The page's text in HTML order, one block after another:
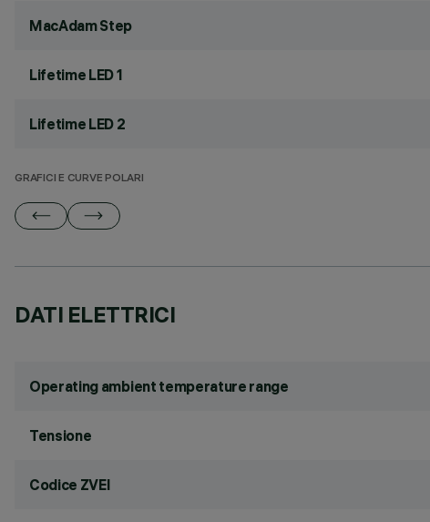
MacAdam Step
Lifetime LED 1
Lifetime LED 2
GRAFICI E CURVE POLARI
DATI ELETTRICI
Operating ambient temperature range
Tensione
Codice ZVEI